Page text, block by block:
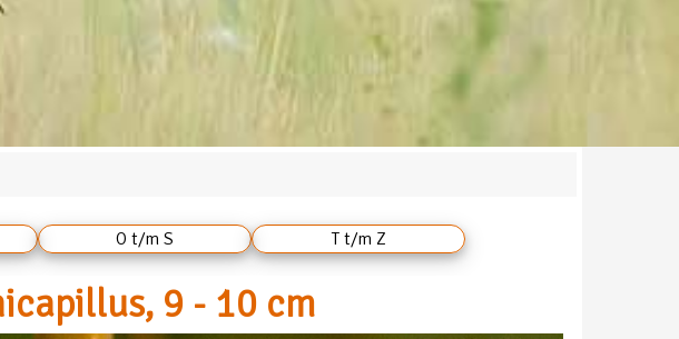
O t/m S T t/m Z
9 - 10 cm